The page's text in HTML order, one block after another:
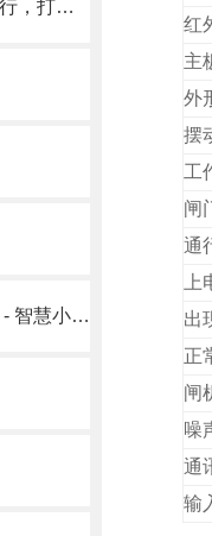
智慧机场速通门：赋能航空出行，打造机场高效通行体系
智能安防与便捷通行的守护者 - 智慧小区速通门选购指南
红
主
外
摆
工
闸
通
出
正
闸
噪
通
输